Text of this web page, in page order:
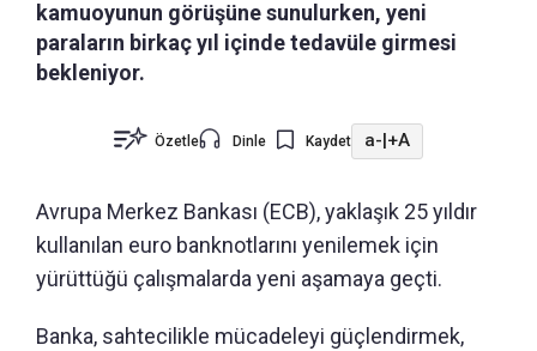
kamuoyunun görüşüne sunulurken, yeni
paraların birkaç yıl içinde tedavüle girmesi
bekleniyor.
Özetle Dinle Kaydet a-|+A
Avrupa Merkez Bankası (ECB), yaklaşık 25 yıldır
kullanılan euro banknotlarını yenilemek için
yürüttüğü çalışmalarda yeni aşamaya geçti.
Banka, sahtecilikle mücadeleyi güçlendirmek,